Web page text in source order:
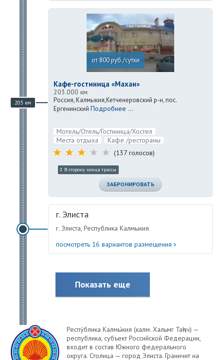
203 км
от 800 руб./сутки
Кафе-гостиница «Махан»
203.000 км
Россия, Калмыкия,Кетченеровский р-н, пос.
Ергенинский Подробнее ...
Мотель/Отель/Гостиница/Хостел
Места отдыха
Кафе /рестораны
(137 голосов)
В сторону конца трассы
ЗАБРОНИРОВАТЬ
г. Элиста
г. Элиста, Республика Калмыкия
посмотреть 16 вариантов размещения
Показать еще
Респу́блика Калмы́кия (калм. Хальмг Таңһч) —
республика, субъект Российской Федерации,
входит в состав Южного федерального
округа. Столица — город Элиста. Граничит на